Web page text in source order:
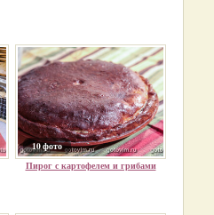
10 фото
Пирог с картофелем и грибами